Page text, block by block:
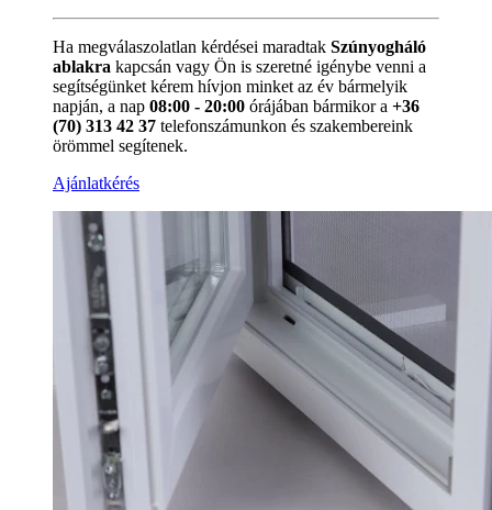
Ha megválaszolatlan kérdései maradtak Szúnyogháló
ablakra kapcsán vagy Ön is szeretné igénybe venni a
segítségünket kérem hívjon minket az év bármelyik
napján, a nap 08:00 - 20:00 órájában bármikor a +36
(70) 313 42 37 telefonszámunkon és szakembereink
örömmel segítenek.
Ajánlatkérés